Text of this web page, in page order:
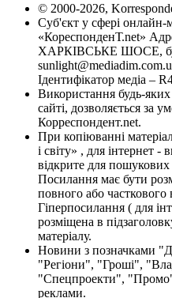
© 2000-2026,
Суб'єкт у сфері онлайн-
«КореспонденТ.net»
ХАРКІВСЬКЕ ШОСЕ,
Ідентифікатор медіа –
Використання будь-
сайті, дозволяється за
Корреспондент.net.
При копіюванні
і світу» , для інтернет -
відкрите для
Посилання має бути
повного або часткового
Гіперпосилання ( для
розміщена в
матеріалу.
Новини з позначками
"Регіони", "Гроші",
"Спецпроекти", "Промо"
реклами.